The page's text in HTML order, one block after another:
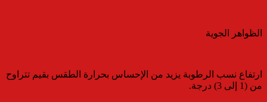
الظواهر الجوية
​ارتفاع نسب الرطوبة يزيد من الإحساس بحرارة الطقس بقيم تتراوح
من (1 إلى 3) درجة.